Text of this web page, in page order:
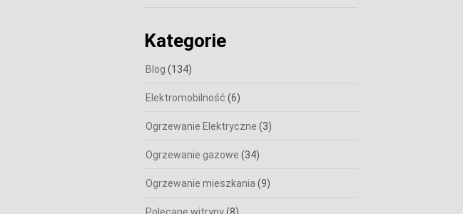
Kategorie
Blog (134)
Elektromobilność (6)
Ogrzewanie Elektryczne (3)
Ogrzewanie gazowe (34)
Ogrzewanie mieszkania (9)